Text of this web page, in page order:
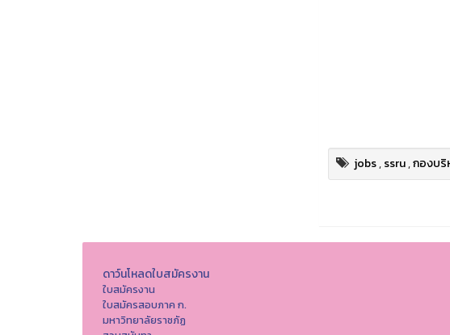
jobs,ssru,กองบริ
ดาว์นโหลดใบสมัครงาน
ใบสมัครงาน
ใบสมัครสอบภาค ก.
มหาวิทยาลัยราชภัฏ